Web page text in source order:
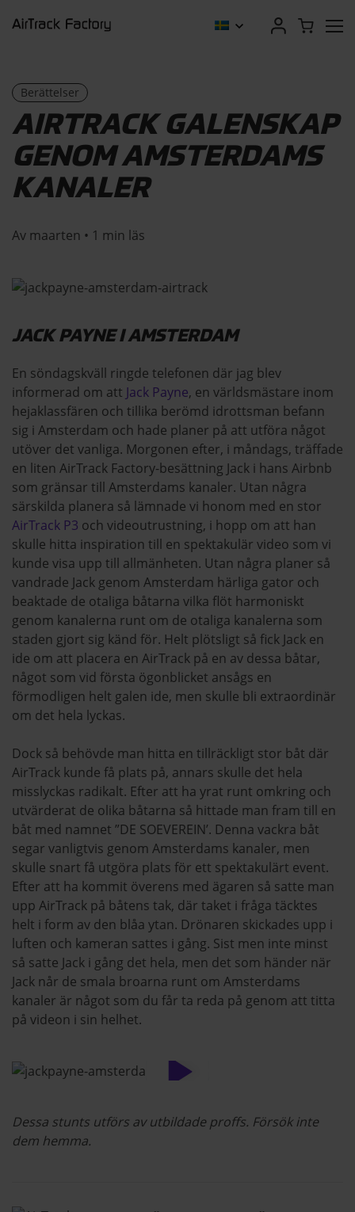
Berättelser
AIRTRACK GALENSKAP
GENOM AMSTERDAMS
KANALER
Av maarten • 1 min läs
JACK PAYNE I AMSTERDAM
En söndagskväll ringde telefonen där jag blev
informerad om att Jack Payne, en världsmästare inom
hejaklassfären och tillika berömd idrottsman befann
sig i Amsterdam och hade planer på att utföra något
utöver det vanliga. Morgonen efter, i måndags, träffade
en liten AirTrack Factory-besättning Jack i hans Airbnb
som gränsar till Amsterdams kanaler. Utan några
särskilda planera så lämnade vi honom med en stor
AirTrack P3 och videoutrustning, i hopp om att han
skulle hitta inspiration till en spektakulär video som vi
kunde visa upp till allmänheten. Utan några planer så
vandrade Jack genom Amsterdam härliga gator och
beaktade de otaliga båtarna vilka flöt harmoniskt
genom kanalerna runt om de otaliga kanalerna som
staden gjort sig känd för. Helt plötsligt så fick Jack en
ide om att placera en AirTrack på en av dessa båtar,
något som vid första ögonblicket ansågs en
förmodligen helt galen ide, men skulle bli extraordinär
om det hela lyckas.
Dock så behövde man hitta en tillräckligt stor båt där
AirTrack kunde få plats på, annars skulle det hela
misslyckas radikalt. Efter att ha yrat runt omkring och
utvärderat de olika båtarna så hittade man fram till en
båt med namnet ”DE SOEVEREIN’. Denna vackra båt
segar vanligtvis genom Amsterdams kanaler, men
skulle snart få utgöra plats för ett spektakulärt event.
Efter att ha kommit överens med ägaren så satte man
upp AirTrack på båtens tak, där taket i fråga täcktes
helt i form av den blåa ytan. Drönaren skickades upp i
luften och kameran sattes i gång. Sist men inte minst
så satte Jack i gång det hela, men det som händer när
Jack når de smala broarna runt om Amsterdams
kanaler är något som du får ta reda på genom att titta
på videon i sin helhet.
Dessa stunts utförs av utbildade proffs. Försök inte
dem hemma.